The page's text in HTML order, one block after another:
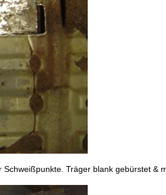
Träger blank gebürstet &